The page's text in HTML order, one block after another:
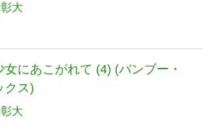
大
女にあこがれて (4) (バンブー・
クス)
大